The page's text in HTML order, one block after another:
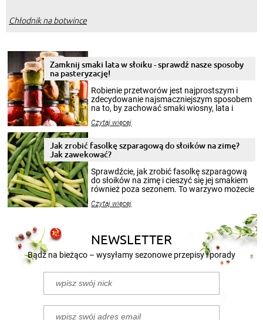
Chłodnik na botwince
Zamknij smaki lata w słoiku - sprawdź nasze sposoby
na pasteryzację!
Robienie przetworów jest najprostszym i
zdecydowanie najsmaczniejszym sposobem
na to, by zachować smaki wiosny, lata i
krajobrazów, by cieszyć nimi oko w sezonie
pełni poczuć atmosferę cieplejszych
miesięcy. Przygotowanie słoików ze
smakowitą zawartością musi obejmować
patenty, które pozwolą zachować świeżość
przetworów.
Czytaj więcej
Jak zrobić fasolkę szparagową do słoików na zimę?
Jak zawekować?
Sprawdźcie, jak zrobić fasolkę szparagową
do słoików na zimę i cieszyć się jej smakiem
również poza sezonem. To warzywo możecie
nasze propozycje!
Czytaj więcej
NEWSLETTER
Bądź na bieżąco – wysyłamy sezonowe przepisy i porady